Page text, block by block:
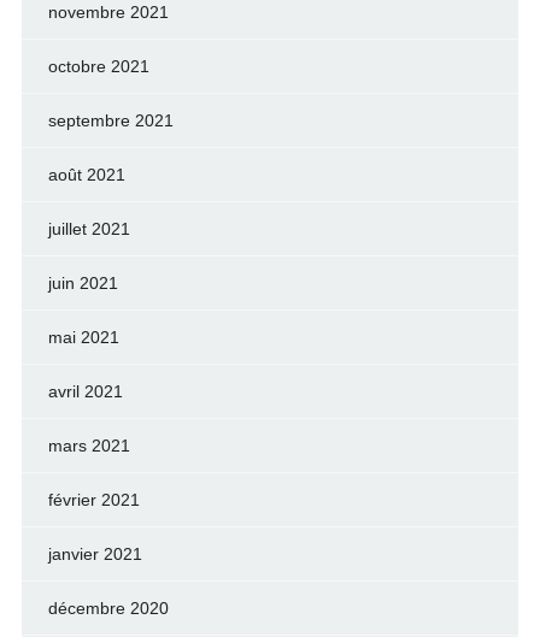
novembre 2021
octobre 2021
septembre 2021
août 2021
juillet 2021
juin 2021
mai 2021
avril 2021
mars 2021
février 2021
janvier 2021
décembre 2020